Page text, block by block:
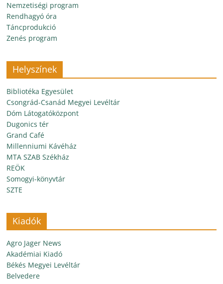
Nemzetiségi program
Rendhagyó óra
Táncprodukció
Zenés program
Helyszínek
Bibliotéka Egyesület
Csongrád-Csanád Megyei Levéltár
Dóm Látogatóközpont
Dugonics tér
Grand Café
Millenniumi Kávéház
MTA SZAB Székház
REÖK
Somogyi-könyvtár
SZTE
Kiadók
Agro Jager News
Akadémiai Kiadó
Békés Megyei Levéltár
Belvedere